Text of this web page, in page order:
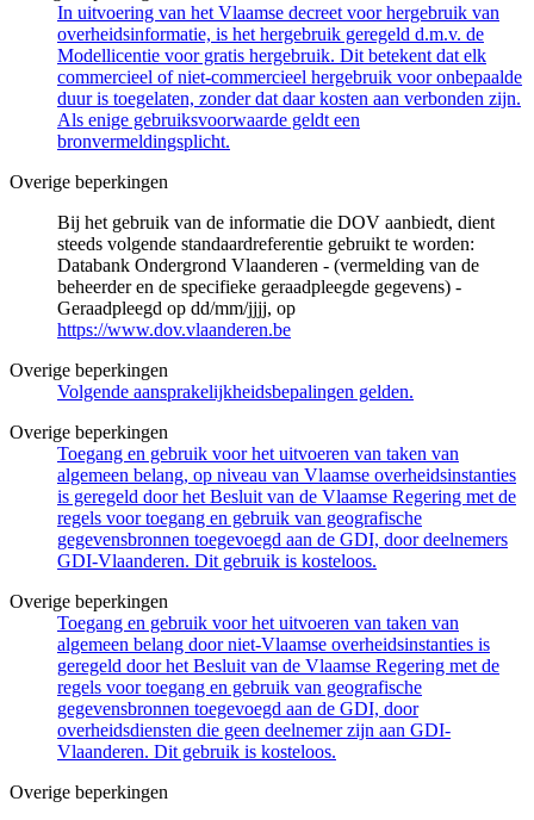
In uitvoering van het Vlaamse decreet voor hergebruik van
overheidsinformatie, is het hergebruik geregeld d.m.v. de
Modellicentie voor gratis hergebruik. Dit betekent dat elk
commercieel of niet-commercieel hergebruik voor onbepaalde
duur is toegelaten, zonder dat daar kosten aan verbonden zijn.
Als enige gebruiksvoorwaarde geldt een
bronvermeldingsplicht.
Overige beperkingen
Bij het gebruik van de informatie die DOV aanbiedt, dient
steeds volgende standaardreferentie gebruikt te worden:
Databank Ondergrond Vlaanderen - (vermelding van de
beheerder en de specifieke geraadpleegde gegevens) -
Geraadpleegd op dd/mm/jjjj, op
https://www.dov.vlaanderen.be
Overige beperkingen
Volgende aansprakelijkheidsbepalingen gelden.
Overige beperkingen
Toegang en gebruik voor het uitvoeren van taken van
algemeen belang, op niveau van Vlaamse overheidsinstanties
is geregeld door het Besluit van de Vlaamse Regering met de
regels voor toegang en gebruik van geografische
gegevensbronnen toegevoegd aan de GDI, door deelnemers
GDI-Vlaanderen. Dit gebruik is kosteloos.
Overige beperkingen
Toegang en gebruik voor het uitvoeren van taken van
algemeen belang door niet-Vlaamse overheidsinstanties is
geregeld door het Besluit van de Vlaamse Regering met de
regels voor toegang en gebruik van geografische
gegevensbronnen toegevoegd aan de GDI, door
overheidsdiensten die geen deelnemer zijn aan GDI-
Vlaanderen. Dit gebruik is kosteloos.
Overige beperkingen